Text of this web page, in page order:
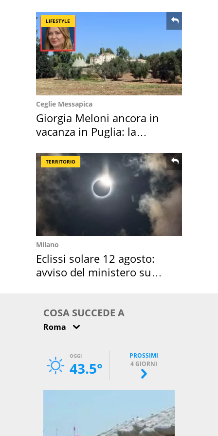
LIFESTYLE
Ceglie Messapica
Giorgia Meloni ancora in
vacanza in Puglia: la
TERRITORIO
Milano
Eclissi solare 12 agosto:
avviso del ministero su